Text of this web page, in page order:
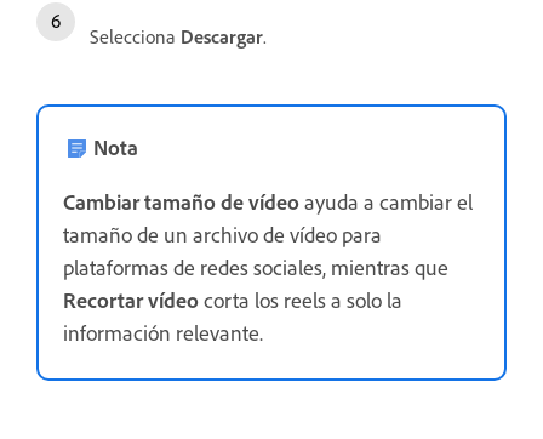
Selecciona Descargar.
Nota
Cambiar tamaño de vídeoayuda a cambiar el
tamaño de un archivo de vídeo para
plataformas de redes sociales, mientras que
Recortar vídeocorta los reels a solo la
información relevante.